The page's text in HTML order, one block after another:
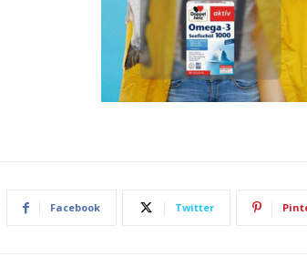
Facebook Twitter